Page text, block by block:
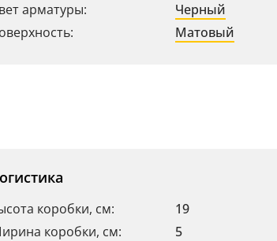
арматуры:
Черный
Матовый
коробки, см:
19
коробки, см:
5